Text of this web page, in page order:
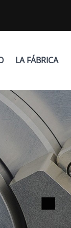
LA FÁBRICA